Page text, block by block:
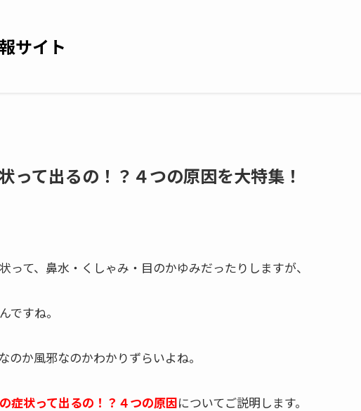
サイト
って出るの！？４つの原因を大特集！
って、鼻水・くしゃみ・目のかゆみだったりしますが、
んですね。
のか風邪なのかわかりずらいよね。
症状って出るの！？４つの原因についてご説明します。